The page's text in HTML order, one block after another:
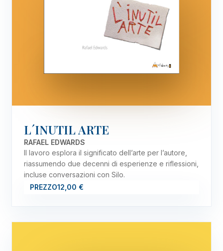
L´INUTIL ARTE
RAFAEL EDWARDS
Il lavoro esplora il significato dell’arte per l’autore,
riassumendo due decenni di esperienze e riflessioni,
incluse conversazioni con Silo.
PREZZO12,00 €